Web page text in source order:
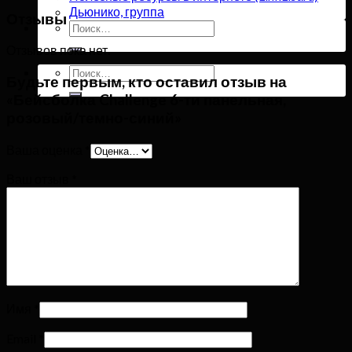
Дьюнико, группа
Искать:
Искать:
Отзывы
Отзывов пока нет.
Будьте первым, кто оставил отзыв на
«Бейсболка Challenge 6-ти панельная,